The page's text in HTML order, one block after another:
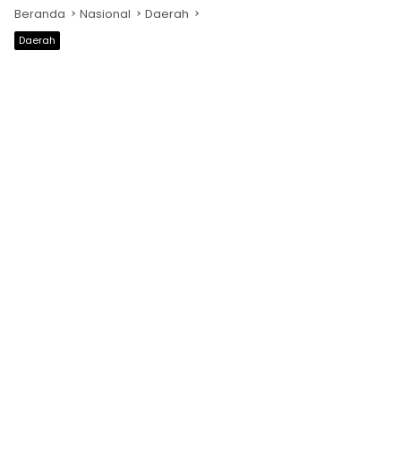
Beranda Nasional Daerah
Daerah